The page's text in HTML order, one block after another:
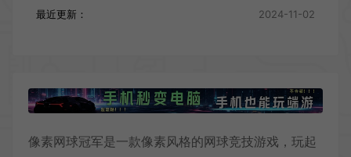
最近更新： 2024-11-02
像素网球冠军是一款像素风格的网球竞技游戏，玩起